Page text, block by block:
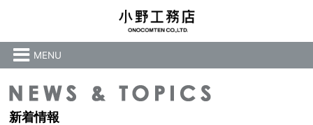
MENU
新着情報